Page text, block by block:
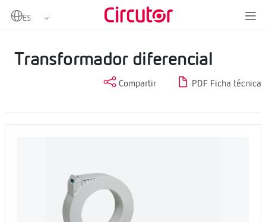
Home
Protección diferencial
Transformador diferencial
Compartir PDF Ficha técnica